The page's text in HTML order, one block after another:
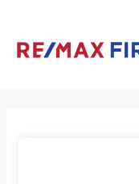
contenido